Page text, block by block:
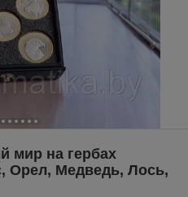
мир на гербах
Орел, Медведь, Лось,